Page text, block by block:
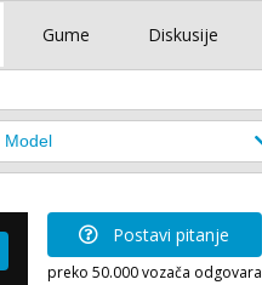
Gume Diskusije
Postavi pitanje
preko 50.000 vozača odgovara